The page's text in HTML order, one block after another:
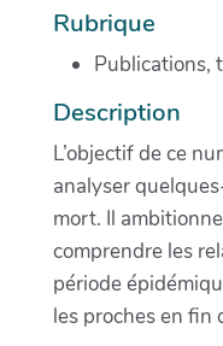
Rubrique
Publications,
Description
L’objectif de ce
analyser
mort. Il
comprendre les
période
les proches en fin